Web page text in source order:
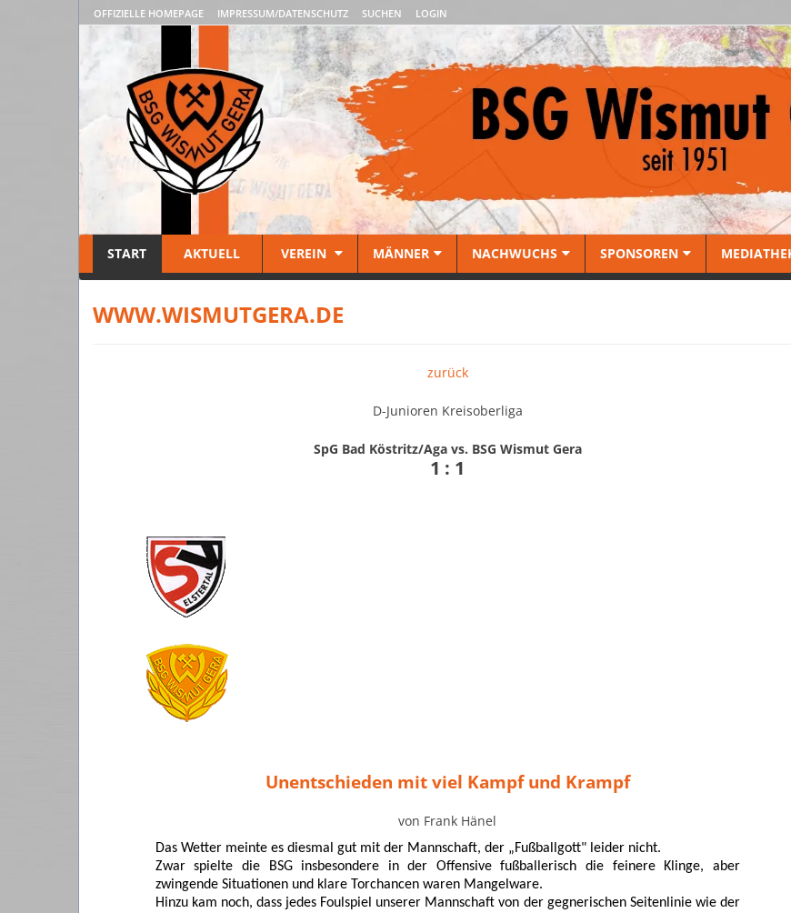
OFFIZIELLE HOMEPAGE IMPRESSUM/DATENSCHUTZ SUCHEN LOGIN
START AKTUELL VEREIN MÄNNER NACHWUCHS SPONSOREN
WWW.WISMUTGERA.DE
zurück
D-Junioren Kreisoberliga
SpG Bad Köstritz/Aga vs. BSG Wismut Gera
1 : 1
Unentschieden mit viel Kampf und Krampf
von Frank Hänel
Das Wetter meinte es diesmal gut mit der Mannschaft, der „Fußballgott" leider nicht.
Zwar spielte die BSG insbesondere in der Offensive fußballerisch die feinere Klinge, aber
zwingende Situationen und klare Torchancen waren Mangelware.
Hinzu kam noch, dass jedes Foulspiel unserer Mannschaft von der gegnerischen Seitenlinie wie der